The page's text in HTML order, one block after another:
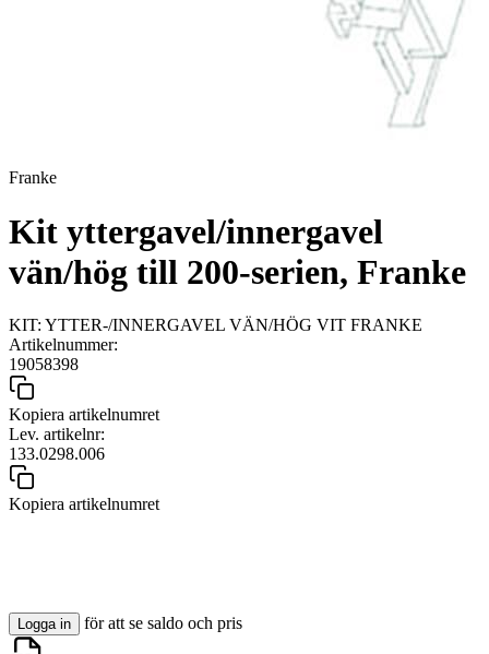
Franke
Kit yttergavel/innergavel
vän/hög till 200-serien, Franke
KIT: YTTER-/INNERGAVEL VÄN/HÖG VIT FRANKE
Artikelnummer:
19058398
Kopiera artikelnumret
Lev. artikelnr:
133.0298.006
Kopiera artikelnumret
Logga in för att se saldo och pris